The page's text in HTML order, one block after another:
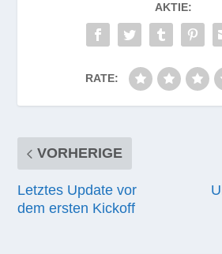
AKTIE:
RATE:
VORHERIGE
Letztes Update vor
dem ersten Kickoff